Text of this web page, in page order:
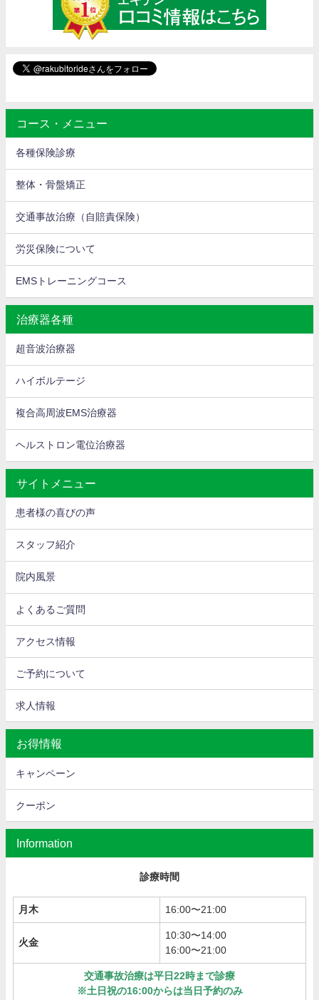
コース・メニュー
各種保険診療
整体・骨盤矯正
交通事故治療（自賠責保険）
労災保険について
EMSトレーニングコース
治療器各種
超音波治療器
ハイボルテージ
複合高周波EMS治療器
ヘルストロン電位治療器
サイトメニュー
患者様の喜びの声
スタッフ紹介
院内風景
よくあるご質問
アクセス情報
ご予約について
求人情報
お得情報
キャンペーン
クーポン
Information
診療時間
月木 16:00〜21:00
火金
10:30〜14:00
16:00〜21:00
交通事故治療は平日22時まで診療
※土日祝の16:00からは当日予約のみ